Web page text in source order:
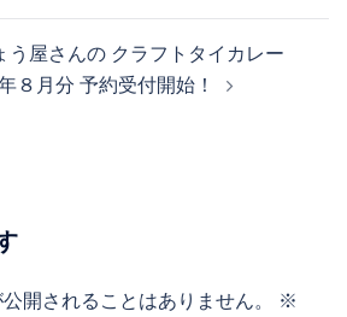
う屋さんの クラフトタイカレー
８月分 予約受付開始！
開されることはありません。
※